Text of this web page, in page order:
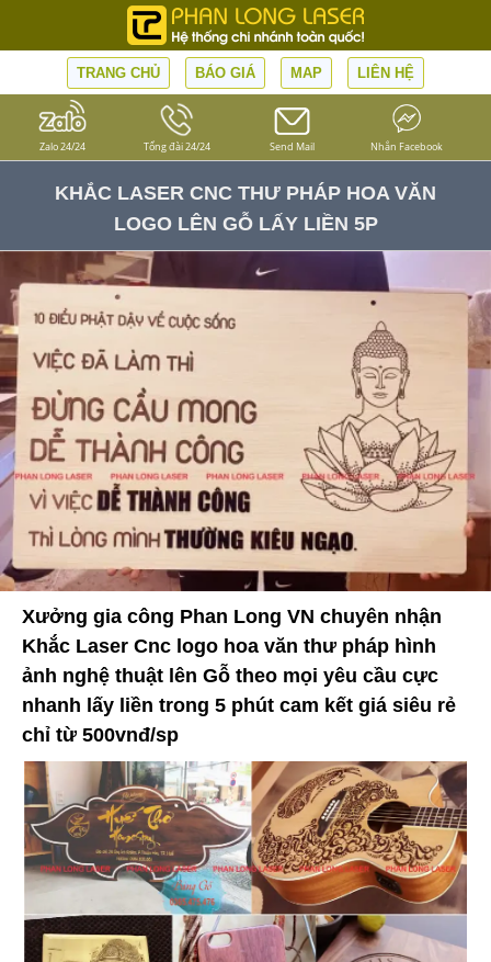
TRANG CHỦ BÁO GIÁ MAP LIÊN HỆ
Zalo 24/24 Tổng đài 24/24 Send Mail Nhắn Facebook
KHẮC LASER CNC THƯ PHÁP HOA VĂN
LOGO LÊN GỖ LẤY LIỀN 5P
Xưởng gia công Phan Long VN chuyên nhận
Khắc Laser Cnc logo hoa văn thư pháp hình
ảnh nghệ thuật lên Gỗ theo mọi yêu cầu cực
nhanh lấy liền trong 5 phút cam kết giá siêu rẻ
chỉ từ 500vnđ/sp